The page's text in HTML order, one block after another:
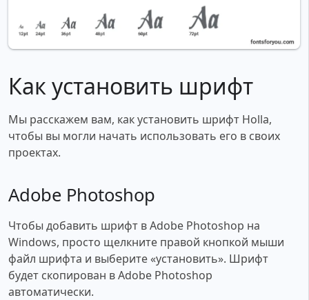
Как установить шрифт
Мы расскажем вам, как установить шрифт Holla,
чтобы вы могли начать использовать его в своих
проектах.
Adobe Photoshop
Чтобы добавить шрифт в Adobe Photoshop на
Windows, просто щелкните правой кнопкой мыши
файл шрифта и выберите «установить». Шрифт
будет скопирован в Adobe Photoshop
автоматически.